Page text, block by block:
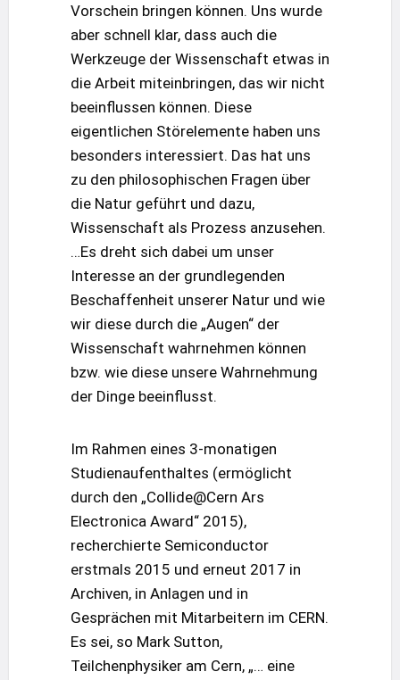
Vorschein bringen können. Uns wurde
aber schnell klar, dass auch die
Werkzeuge der Wissenschaft etwas in
die Arbeit miteinbringen, das wir nicht
beeinflussen können. Diese
eigentlichen Störelemente haben uns
besonders interessiert. Das hat uns
zu den philosophischen Fragen über
die Natur geführt und dazu,
Wissenschaft als Prozess anzusehen.
…Es dreht sich dabei um unser
Interesse an der grundlegenden
Beschaffenheit unserer Natur und wie
wir diese durch die „Augen“ der
Wissenschaft wahrnehmen können
bzw. wie diese unsere Wahrnehmung
der Dinge beeinflusst.
Im Rahmen eines 3-monatigen
Studienaufenthaltes (ermöglicht
durch den „Collide@Cern Ars
Electronica Award“ 2015),
recherchierte Semiconductor
erstmals 2015 und erneut 2017 in
Archiven, in Anlagen und in
Gesprächen mit Mitarbeitern im CERN.
Es sei, so Mark Sutton,
Teilchenphysiker am Cern, „… eine